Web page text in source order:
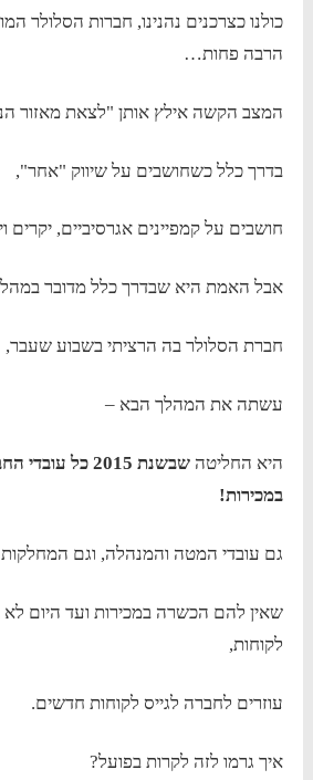
כולנו כצרכנים נהנינו, חברות הסלולר
הרבה פחות…
המצב הקשה אילץ אותן "לצאת מאזור
בדרך כלל כשחושבים על שיווק "אחר",
חושבים על קמפיינים אגרסיביים, יקרים
אבל האמת היא שבדרך כלל מדובר
חברת הסלולר בה הרציתי בשבוע שעבר,
עשתה את המהלך הבא –
היא החליטה
שבשנת 2015 כל
במכירות!
גם עובדי המטה והמנהלה, וגם המחלקות
שאין להם הכשרה במכירות ועד היום
לקוחות,
עוזרים לחברה לגייס לקוחות חדשים.
איך גרמו לזה לקרות בפועל?